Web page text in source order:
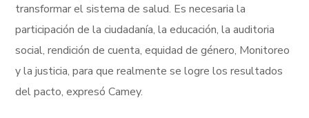
transformar el sistema de salud. Es necesaria la
participación de la ciudadanía, la educación, la auditoria
social, rendición de cuenta, equidad de género, Monitoreo
y la justicia, para que realmente se logre los resultados
del pacto, expresó Camey.